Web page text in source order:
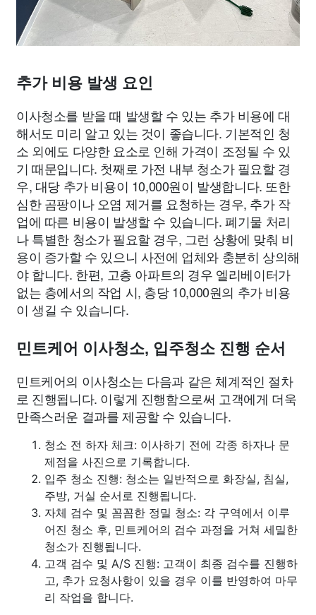
추가 비용 발생 요인
이사청소를 받을 때 발생할 수 있는 추가 비용에 대
해서도 미리 알고 있는 것이 좋습니다. 기본적인 청
소 외에도 다양한 요소로 인해 가격이 조정될 수 있
기 때문입니다. 첫째로 가전 내부 청소가 필요할 경
우, 대당 추가 비용이 10,000원이 발생합니다. 또한
심한 곰팡이나 오염 제거를 요청하는 경우, 추가 작
업에 따른 비용이 발생할 수 있습니다. 폐기물 처리
나 특별한 청소가 필요할 경우, 그런 상황에 맞춰 비
용이 증가할 수 있으니 사전에 업체와 충분히 상의해
야 합니다. 한편, 고층 아파트의 경우 엘리베이터가
없는 층에서의 작업 시, 층당 10,000원의 추가 비용
이 생길 수 있습니다.
민트케어 이사청소, 입주청소 진행 순서
민트케어의 이사청소는 다음과 같은 체계적인 절차
로 진행됩니다. 이렇게 진행함으로써 고객에게 더욱
만족스러운 결과를 제공할 수 있습니다.
청소 전 하자 체크: 이사하기 전에 각종 하자나 문
제점을 사진으로 기록합니다.
입주 청소 진행: 청소는 일반적으로 화장실, 침실,
주방, 거실 순서로 진행됩니다.
자체 검수 및 꼼꼼한 정밀 청소: 각 구역에서 이루
어진 청소 후, 민트케어의 검수 과정을 거쳐 세밀한
청소가 진행됩니다.
고객 검수 및 A/S 진행: 고객이 최종 검수를 진행하
고, 추가 요청사항이 있을 경우 이를 반영하여 마무
리 작업을 합니다.